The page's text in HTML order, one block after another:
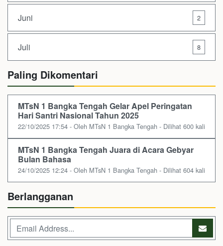
Juni 2
Juli 8
Paling Dikomentari
MTsN 1 Bangka Tengah Gelar Apel Peringatan
Hari Santri Nasional Tahun 2025
22/10/2025 17:54 - Oleh MTsN 1 Bangka Tengah - Dilihat 600 kali
MTsN 1 Bangka Tengah Juara di Acara Gebyar
Bulan Bahasa
24/10/2025 12:24 - Oleh MTsN 1 Bangka Tengah - Dilihat 604 kali
Berlangganan